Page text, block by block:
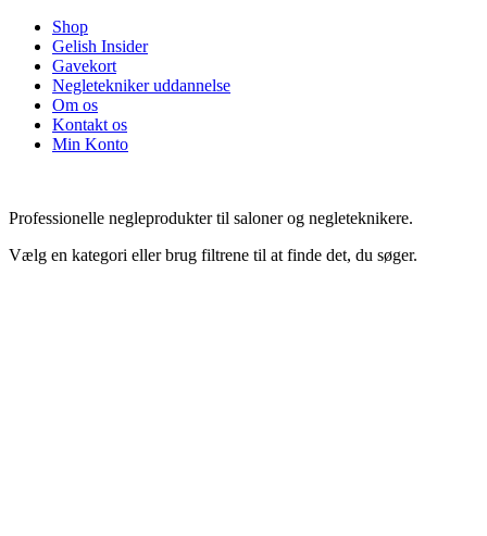
Shop
Gelish Insider
Gavekort
Negletekniker uddannelse
Om os
Kontakt os
Min Konto
Professionelle negleprodukter til saloner og negleteknikere.
Vælg en kategori eller brug filtrene til at finde det, du søger.